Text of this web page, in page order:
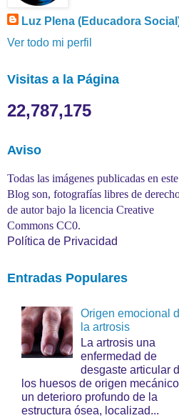
Luz Plena (Educadora
Ver todo mi perfil
Visitas a la Página
22,787,175
Aviso
Todas las imágenes publicadas en este
Blog son, fotografías libres de
de autor bajo la licencia Creative
Commons CC0.
Política de Privacidad
Entradas Populares
Origen emocional
la artrosis
La artrosis una
enfermedad de
desgaste articular
los huesos de origen
un deterioro profundo de la
estructura ósea, localizad...